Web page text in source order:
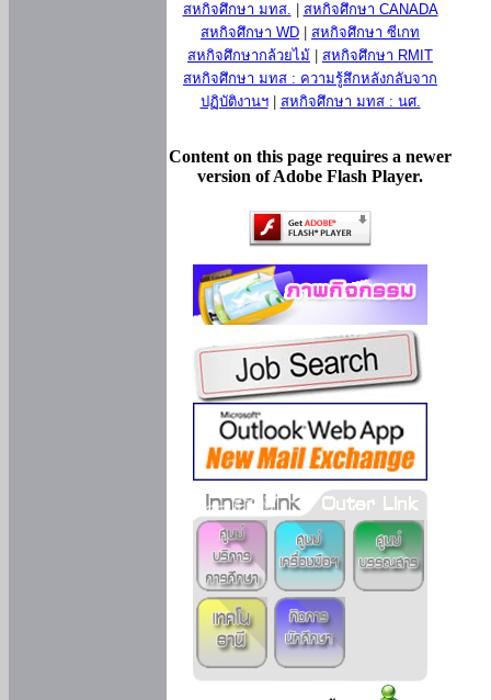
สหกิจศึกษา มทส.
สหกิจศึกษา CANADA
สหกิจศึกษา WD
สหกิจศึกษา ซีเกท
สหกิจศึกษากล้วยไม้
สหกิจศึกษา RMIT
สหกิจศึกษา มทส : ความรู้สึกหลังกลับจาก
ปฏิบัติงานฯ| สหกิจศึกษา มทส : นศ.
Content on this page requires a newer
version of Adobe Flash Player.